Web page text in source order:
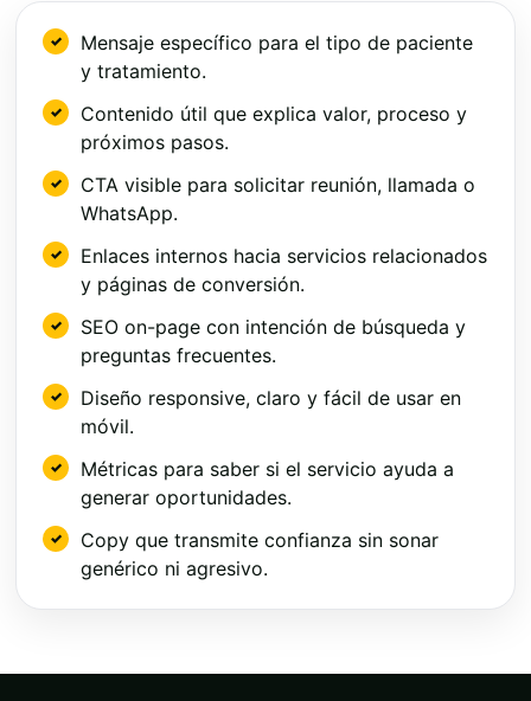
Mensaje específico para el tipo de paciente
y tratamiento.
Contenido útil que explica valor, proceso y
próximos pasos.
CTA visible para solicitar reunión, llamada o
WhatsApp.
Enlaces internos hacia servicios relacionados
y páginas de conversión.
SEO on-page con intención de búsqueda y
preguntas frecuentes.
Diseño responsive, claro y fácil de usar en
móvil.
Métricas para saber si el servicio ayuda a
generar oportunidades.
Copy que transmite confianza sin sonar
genérico ni agresivo.